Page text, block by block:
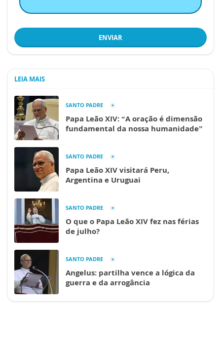
ENVIAR
LEIA MAIS
SANTO PADRE
Papa Leão XIV: “A oração é dimensão
fundamental da nossa humanidade”
SANTO PADRE
Papa Leão XIV visitará Peru,
Argentina e Uruguai
SANTO PADRE
O que o Papa Leão XIV fez nas férias
de julho?
SANTO PADRE
Angelus: partilha vence a lógica da
guerra e da arrogância